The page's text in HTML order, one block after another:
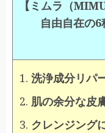
【ミムラ（
自由自在の
洗浄成分リパ
肌の余分な皮
クレンジング